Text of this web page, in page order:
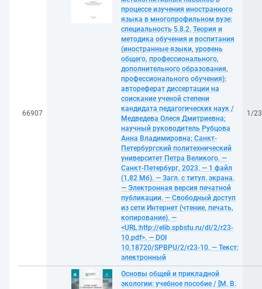
66907
процессе изучения иностранного
языка в многопрофильном вузе:
специальность 5.8.2. Теория и
методика обучения и воспитания
(иностранные языки, уровень
общего, профессионального,
дополнительного образования,
профессионального обучения):
автореферат диссертации на
соискание ученой степени
кандидата педагогических наук /
Медведева Олеся Дмитриевна;
научный руководитель Рубцова
Анна Владимировна; Санкт-
Петербургский политехнический
университет Петра Великого. —
Санкт-Петербург, 2023. — 1 файл
(1,82 Мб). — Загл. с титул. экрана.
— Электронная версия печатной
публикации. — Свободный доступ
из сети Интернет (чтение, печать,
копирование). —
<URL:http://elib.spbstu.ru/dl/2/r23-
10.pdf>. — DOI
10.18720/SPBPU/2/r23-10. — Текст:
электронный
1/
Основы общей и прикладной
экологии: учебное пособие / [М. В.